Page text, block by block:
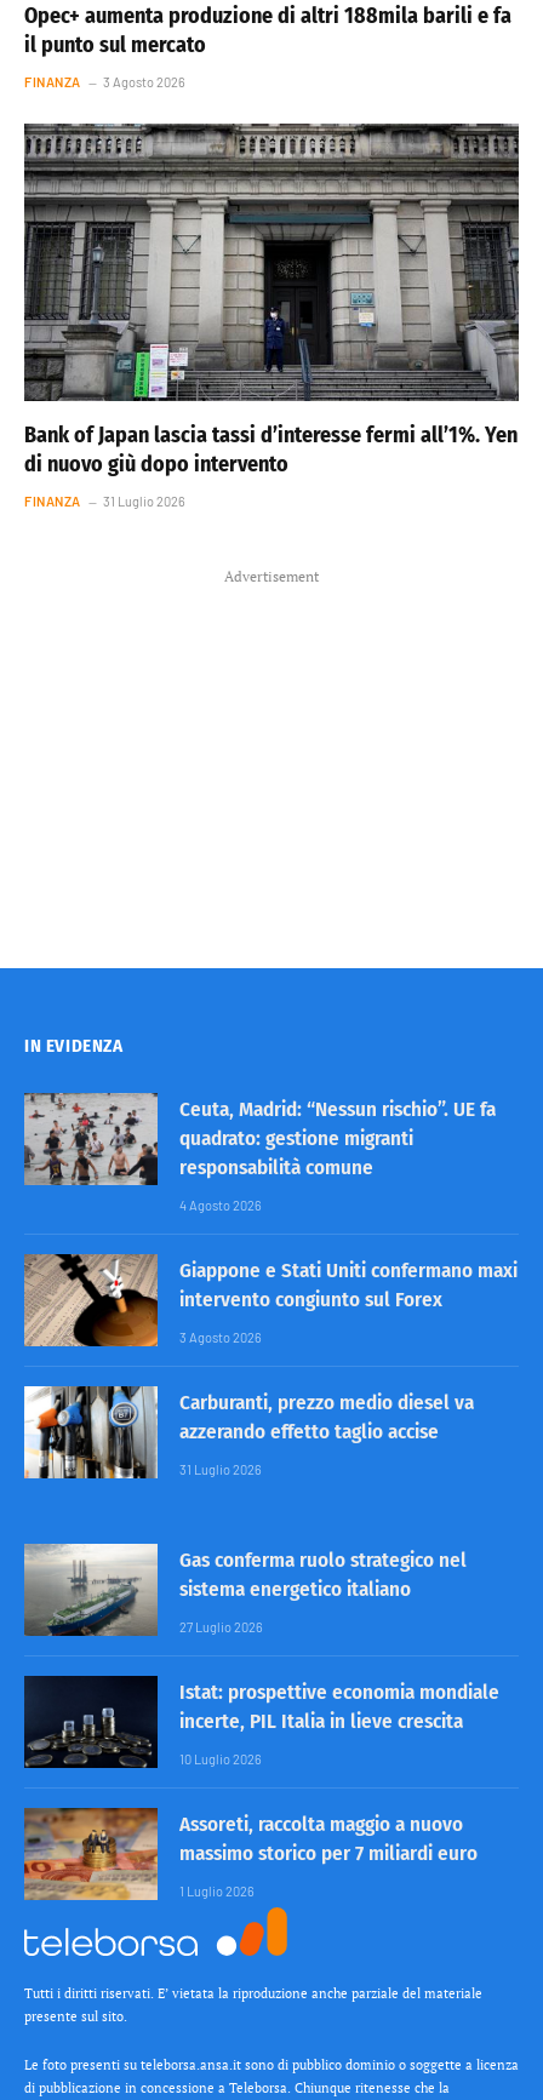
Opec+ aumenta produzione di altri 188mila barili e fa
il punto sul mercato
FINANZA 3 Agosto 2026
Bank of Japan lascia tassi d’interesse fermi all’1%. Yen
di nuovo giù dopo intervento
FINANZA 31 Luglio 2026
Advertisement
IN EVIDENZA
Ceuta, Madrid: “Nessun rischio”. UE fa
quadrato: gestione migranti
responsabilità comune
4 Agosto 2026
Giappone e Stati Uniti confermano maxi
intervento congiunto sul Forex
3 Agosto 2026
Carburanti, prezzo medio diesel va
azzerando effetto taglio accise
31 Luglio 2026
Gas conferma ruolo strategico nel
sistema energetico italiano
27 Luglio 2026
Istat: prospettive economia mondiale
incerte, PIL Italia in lieve crescita
10 Luglio 2026
Assoreti, raccolta maggio a nuovo
massimo storico per 7 miliardi euro
1 Luglio 2026
Tutti i diritti riservati. E’ vietata la riproduzione anche parziale del materiale
presente sul sito.
Le foto presenti su teleborsa.ansa.it sono di pubblico dominio o soggette a licenza
di pubblicazione in concessione a Teleborsa. Chiunque ritenesse che la